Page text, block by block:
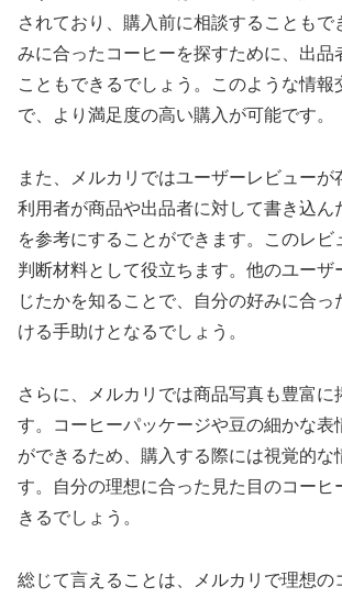
されており、購入前に相談することもで
みに合ったコーヒーを探すために、出品
こともできるでしょう。このような情報
で、より満足度の高い購入が可能です。
また、メルカリではユーザーレビューが
利用者が商品や出品者に対して書き込ん
を参考にすることができます。このレビ
判断材料として役立ちます。他のユーザ
じたかを知ることで、自分の好みに合っ
ける手助けとなるでしょう。
さらに、メルカリでは商品写真も豊富に
す。コーヒーパッケージや豆の細かな表
ができるため、購入する際には視覚的な
す。自分の理想に合った見た目のコーヒ
きるでしょう。
総じて言えることは、メルカリで理想の